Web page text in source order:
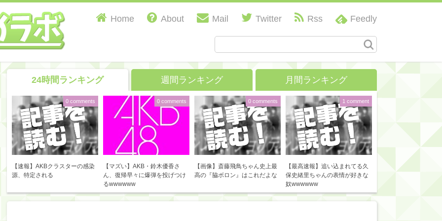
Home About Mail Twitter Rss Feedly
24時間ランキング 週間ランキング 月間ランキング
【速報】AKBクラスターの感染
源、特定される
0 comments
【マズい】AKB・鈴木優香さ
ん、復帰早々に爆弾を投げつけ
るwwwwww
0 comments
【画像】斎藤飛鳥ちゃん史上最
高の『脇ボロン』はこれだよな
0 comments
【最高速報】追い込まれてる久
保史緒里ちゃんの表情が好きな
奴wwwwww
1 comment